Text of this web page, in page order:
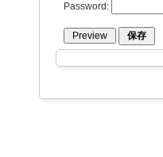
Password: